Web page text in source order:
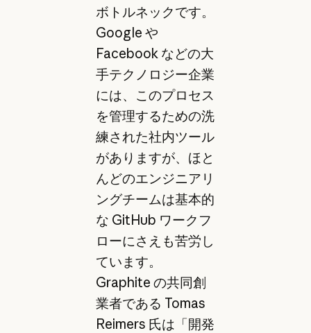
ボトルネックです。
Google や
Facebook などの大
手テクノロジー企業
には、このプロセス
を管理するための洗
練された社内ツール
がありますが、ほと
んどのエンジニアリ
ングチームは基本的
な GitHub ワークフ
ローにさえも苦労し
ています。
Graphite の共同創
業者である Tomas
Reimers 氏は「開発